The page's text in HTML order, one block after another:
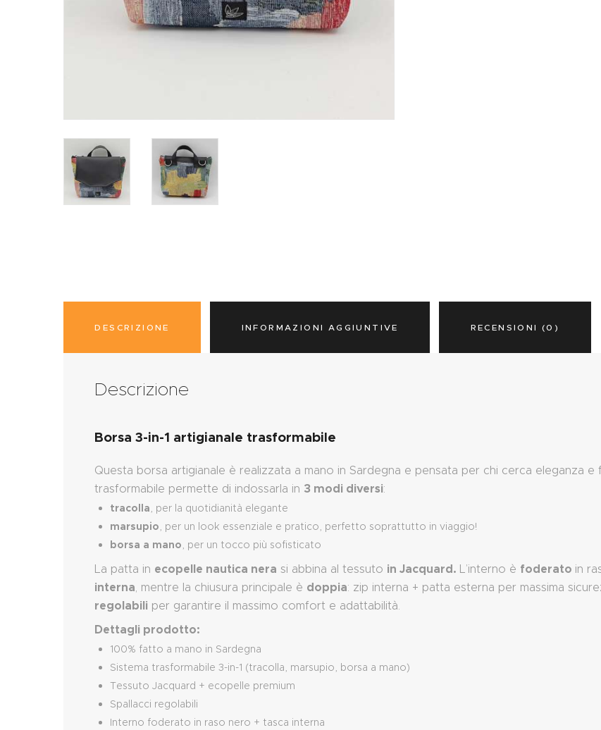
DESCRIZIONE INFORMAZIONI AGGIUNTIVE RECENSIONI (0)
Descrizione
Borsa 3-in-1 artigianale trasformabile
Questa borsa artigianale è realizzata a mano in Sardegna e pensata per chi cerca eleganza e
trasformabile permette di indossarla in 3 modi diversi:
tracolla, per la quotidianità elegante
marsupio, per un look essenziale e pratico, perfetto soprattutto in viaggio!
borsa a mano, per un tocco più sofisticato
La patta in ecopelle nautica nera si abbina al tessuto in Jacquard. L’interno è foderato in
interna, mentre la chiusura principale è doppia: zip interna + patta esterna per massima
regolabili per garantire il massimo comfort e adattabilità.
Dettagli prodotto:
100% fatto a mano in Sardegna
Sistema trasformabile 3-in-1 (tracolla, marsupio, borsa a mano)
Tessuto Jacquard + ecopelle premium
Spallacci regolabili
Interno foderato in raso nero + tasca interna